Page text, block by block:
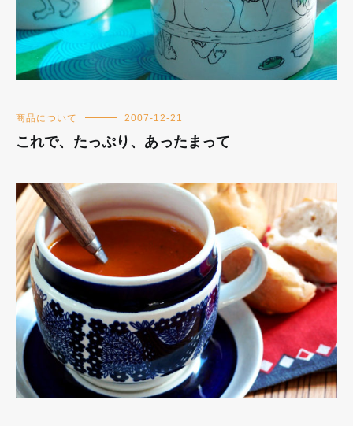
商品について 2007-12-21
これで、たっぷり、あったまって